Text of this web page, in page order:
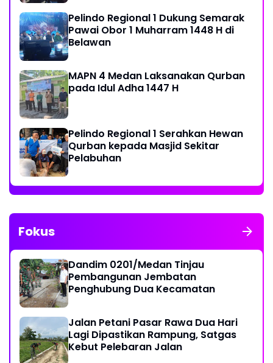
Pelindo Regional 1 Dukung Semarak
Pawai Obor 1 Muharram 1448 H di
Belawan
MAPN 4 Medan Laksanakan Qurban
pada Idul Adha 1447 H
Pelindo Regional 1 Serahkan Hewan
Qurban kepada Masjid Sekitar
Pelabuhan
Fokus
Dandim 0201/Medan Tinjau
Pembangunan Jembatan
Penghubung Dua Kecamatan
Jalan Petani Pasar Rawa Dua Hari
Lagi Dipastikan Rampung, Satgas
Kebut Pelebaran Jalan